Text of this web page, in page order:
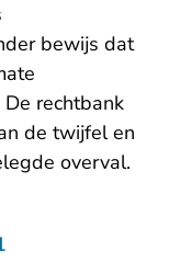
bewijs dat
rechtbank
de twijfel en
overval.